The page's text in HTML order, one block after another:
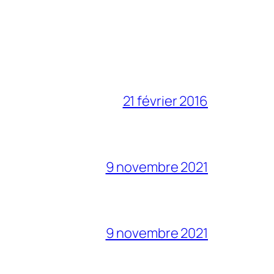
21 février 2016
9 novembre 2021
9 novembre 2021